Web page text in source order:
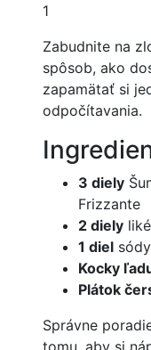
1
Zabudnite na
spôsob, ako
zapamätať si
odpočítavania.
3 diely
Frizzante
2 diely
1 diel
Kocky
Plátok
Správne
tomu, aby si